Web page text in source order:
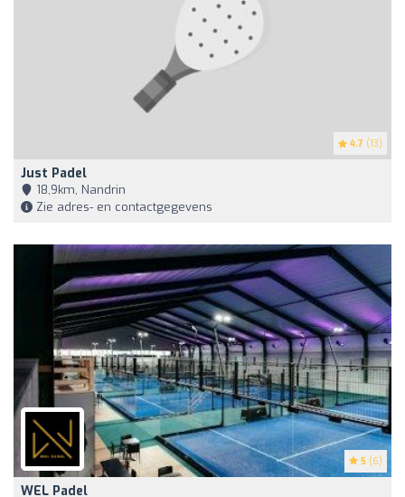
4.7 (13)
Just Padel
18,9km, Nandrin
Zie adres- en contactgegevens
5 (6)
WEL Padel